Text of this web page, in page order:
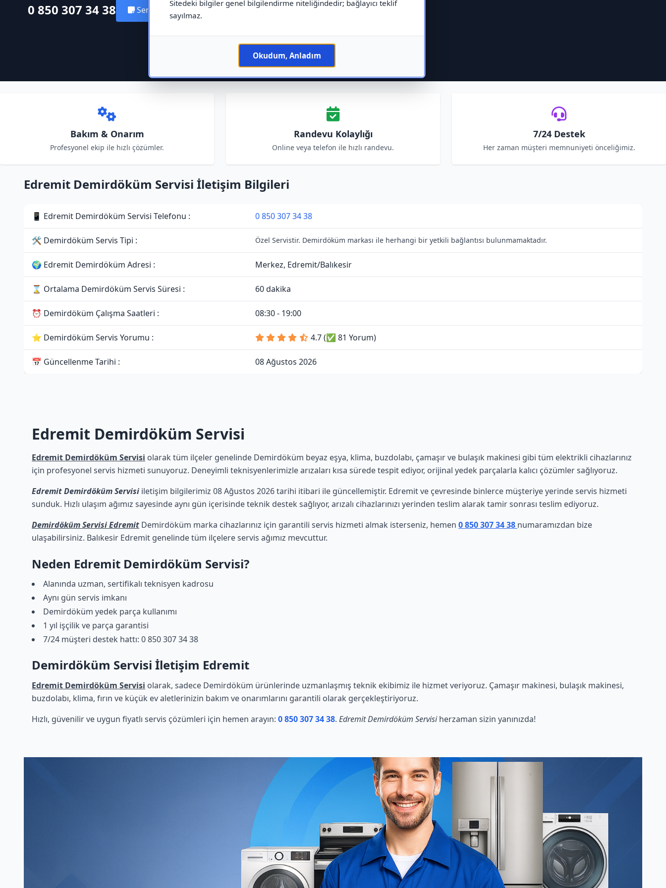
Sitedeki bilgiler genel bilgilendirme niteliğindedir; bağlayıcı teklif
sayılmaz.
Okudum, Anladım
0 850 307 34 38 Servis Kaydı Oluştur
Bakım & Onarım
Profesyonel ekip ile hızlı çözümler.
Randevu Kolaylığı
Online veya telefon ile hızlı randevu.
7/24 Destek
Her zaman müşteri memnuniyeti önceliğimiz.
Edremit Demirdöküm Servisi İletişim Bilgileri
📱 Edremit Demirdöküm Servisi Telefonu : 0 850 307 34 38
🛠 Demirdöküm Servis Tipi : Özel Servistir. Demirdöküm markası ile herhangi bir yetkili bağlantısı bulunmamaktadır.
🌍 Edremit Demirdöküm Adresi : Merkez, Edremit/Balıkesir
⌛ Ortalama Demirdöküm Servis Süresi : 60 dakika
⏰ Demirdöküm Çalışma Saatleri : 08:30 - 19:00
⭐ Demirdöküm Servis Yorumu : 4.7 (✅ 81 Yorum)
📅 Güncellenme Tarihi : 08 Ağustos 2026
Edremit Demirdöküm Servisi
Edremit Demirdöküm Servisi olarak tüm ilçeler genelinde Demirdöküm beyaz eşya, klima, buzdolabı, çamaşır ve bulaşık makinesi gibi tüm elektrikli cihazlarınız
için profesyonel servis hizmeti sunuyoruz. Deneyimli teknisyenlerimizle arızaları kısa sürede tespit ediyor, orijinal yedek parçalarla kalıcı çözümler sağlıyoruz.
Edremit Demirdöküm Servisi iletişim bilgilerimiz 08 Ağustos 2026 tarihi itibari ile güncellemiştir. Edremit ve çevresinde binlerce müşteriye yerinde servis hizmeti
sunduk. Hızlı ulaşım ağımız sayesinde aynı gün içerisinde teknik destek sağlıyor, arızalı cihazlarınızı yerinden teslim alarak tamir sonrası teslim ediyoruz.
Demirdöküm Servisi Edremit Demirdöküm marka cihazlarınız için garantili servis hizmeti almak isterseniz, hemen 0 850 307 34 38 numaramızdan bize
ulaşabilirsiniz. Balıkesir Edremit genelinde tüm ilçelere servis ağımız mevcuttur.
Neden Edremit Demirdöküm Servisi?
Alanında uzman, sertifikalı teknisyen kadrosu
Aynı gün servis imkanı
Demirdöküm yedek parça kullanımı
1 yıl işçilik ve parça garantisi
7/24 müşteri destek hattı: 0 850 307 34 38
Demirdöküm Servisi İletişim Edremit
Edremit Demirdöküm Servisi olarak, sadece Demirdöküm ürünlerinde uzmanlaşmış teknik ekibimiz ile hizmet veriyoruz. Çamaşır makinesi, bulaşık makinesi,
buzdolabı, klima, fırın ve küçük ev aletlerinizin bakım ve onarımlarını garantili olarak gerçekleştiriyoruz.
Hızlı, güvenilir ve uygun fiyatlı servis çözümleri için hemen arayın: 0 850 307 34 38. Edremit Demirdöküm Servisiherzaman sizin yanınızda!